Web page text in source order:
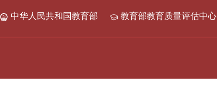
中华人民共和国教育部 教育部教育质量评估中心